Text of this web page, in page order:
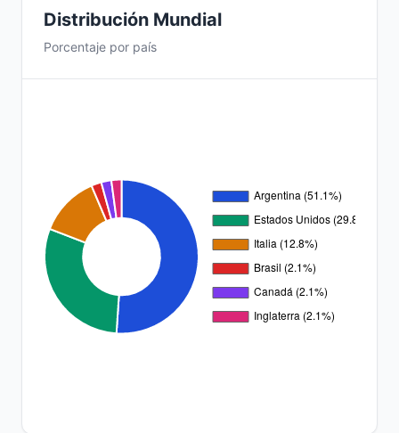
Distribución Mundial
Porcentaje por país